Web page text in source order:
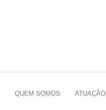
QUEM SOMOS ATUAÇÃO